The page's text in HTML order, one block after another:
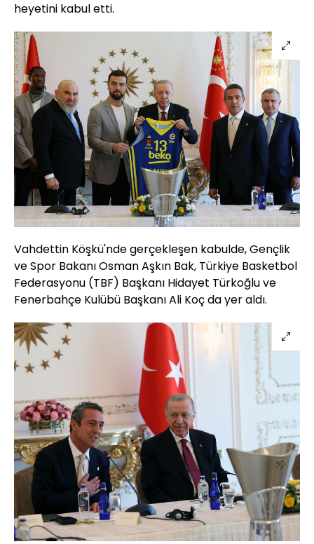
heyetini kabul etti.
Vahdettin Köşkü'nde gerçekleşen kabulde, Gençlik
ve Spor Bakanı Osman Aşkın Bak, Türkiye Basketbol
Federasyonu (TBF) Başkanı Hidayet Türkoğlu ve
Fenerbahçe Kulübü Başkanı Ali Koç da yer aldı.